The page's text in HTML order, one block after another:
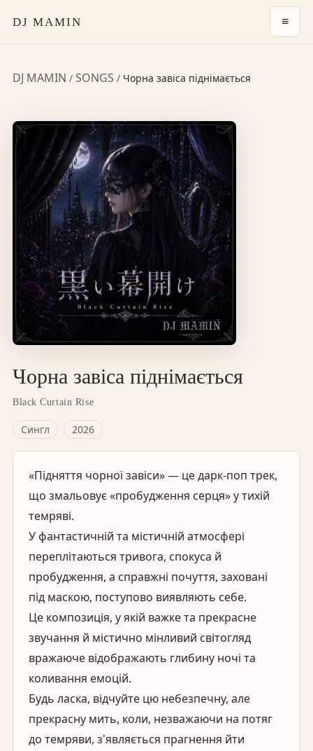
DJ MAMIN ≡
DJ MAMIN / SONGS / Чорна завіса піднімається
Чорна завіса піднімається
Black Curtain Rise
Сингл 2026
«Підняття чорної завіси» — це дарк-поп трек,
що змальовує «пробудження серця» у тихій
темряві.
У фантастичній та містичній атмосфері
переплітаються тривога, спокуса й
пробудження, а справжні почуття, заховані
під маскою, поступово виявляють себе.
Це композиція, у якій важке та прекрасне
звучання й містично мінливий світогляд
вражаюче відображають глибину ночі та
коливання емоцій.
Будь ласка, відчуйте цю небезпечну, але
прекрасну мить, коли, незважаючи на потяг
до темряви, з'являється прагнення йти